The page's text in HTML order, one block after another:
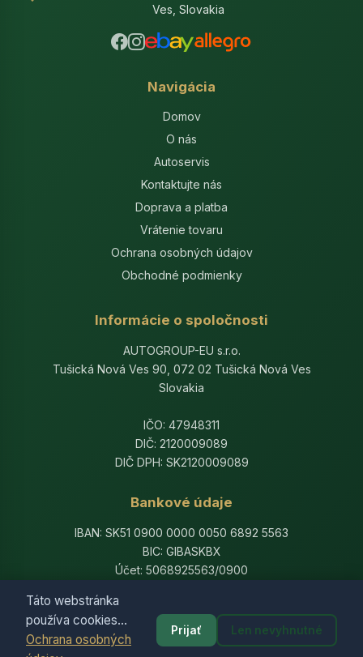
Táto webstránka
používa cookies...
Ochrana osobných
Prijať Len nevyhnutné
Ves, Slovakia
Navigácia
Domov
O nás
Autoservis
Kontaktujte nás
Doprava a platba
Vrátenie tovaru
Ochrana osobných údajov
Obchodné podmienky
Informácie o spoločnosti
AUTOGROUP-EU s.r.o.
Tušická Nová Ves 90, 072 02 Tušická Nová Ves
Slovakia
IČO: 47948311
DIČ: 2120009089
DIČ DPH: SK2120009089
Bankové údaje
IBAN: SK51 0900 0000 0050 6892 5563
BIC: GIBASKBX
Účet: 5068925563/0900